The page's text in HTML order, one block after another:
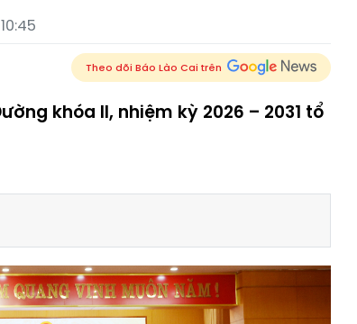
Theo dõi Báo Lào Cai trên
khóa II, nhiệm kỳ 2026 – 2031 tổ